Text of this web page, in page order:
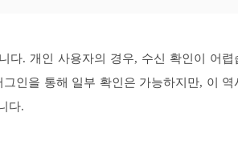
다. 개인 사용자의 경우, 수신 확인이 어렵
인을 통해 일부 확인은 가능하지만, 이 역
다.